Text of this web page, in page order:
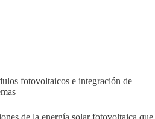
fotovoltaicos e integración de
de la energía solar fotovoltaica que